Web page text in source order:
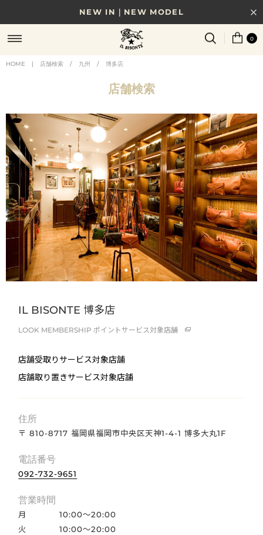
NEW IN｜NEW MODEL
8/17(月)10時まで｜税込11,000円以上で送料無料
贈る相手やシーンから選べる、新しいギフトガイド
NEW IN｜COLOR LEATHER
0
HOME | 店舗検索 / 九州 / 博多店
店舗検索
IL BISONTE 博多店
LOOK MEMBERSHIP ポイントサービス対象店舗
店舗受取りサービス対象店舗
店舗取り置きサービス対象店舗
住所
〒 810-8717 福岡県福岡市中央区天神1-4-1 博多大丸1F
電話番号
092-732-9651
営業時間
月10:00～20:00
火10:00～20:00